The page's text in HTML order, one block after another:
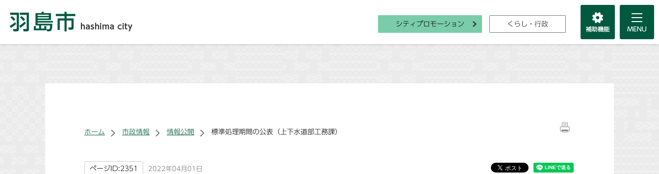
シティプロモーション くらし・行政
ホーム 市政情報 情報公開 標準処理期間の公表（上下水道部工務課）
ページID:2351 2022年04月01日